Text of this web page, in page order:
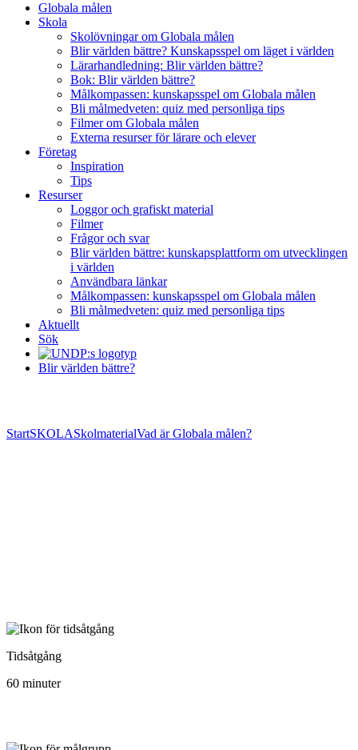
Globala målen
Skola
Skolövningar om Globala målen
Blir världen bättre? Kunskapsspel om läget i världen
Lärarhandledning: Blir världen bättre?
Bok: Blir världen bättre?
Målkompassen: kunskapsspel om Globala målen
Bli målmedveten: quiz med personliga tips
Filmer om Globala målen
Externa resurser för lärare och elever
Företag
Inspiration
Tips
Resurser
Loggor och grafiskt material
Filmer
Frågor och svar
Blir världen bättre: kunskapsplattform om utvecklingen
i världen
Användbara länkar
Målkompassen: kunskapsspel om Globala målen
Bli målmedveten: quiz med personliga tips
Aktuellt
Sök
Blir världen bättre?
StartSKOLASkolmaterialVad är Globala målen?
Tidsåtgång
60 minuter